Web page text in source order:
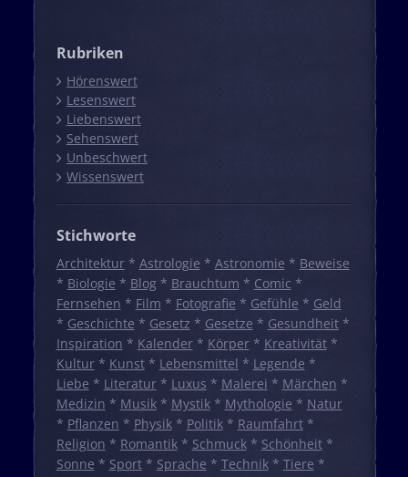
Rubriken
Hörenswert
Lesenswert
Liebenswert
Sehenswert
Unbeschwert
Wissenswert
Stichworte
Architektur* Astrologie * Astronomie * Beweise
* Biologie * Blog* Brauchtum * Comic *
Fernsehen * Film * Fotografie * Gefühle * Geld
* Geschichte * Gesetz * Gesetze * Gesundheit*
Inspiration * Kalender* Körper* Kreativität*
Kultur* Kunst* Lebensmittel * Legende *
Liebe * Literatur* Luxus * Malerei * Märchen *
Medizin * Musik* Mystik* Mythologie * Natur
* Pflanzen * Physik* Politik* Raumfahrt*
Religion * Romantik* Schmuck* Schönheit*
Sonne * Sport* Sprache * Technik* Tiere *